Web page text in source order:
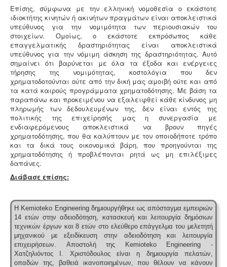
Επίσης, σύμφωνα με την ελληνική νομοθεσία ο εκάστοτε
ιδιοκτήτης κινητών ή ακινήτων πραγμάτων είναι αποκλειστικά
υπεύθυνος για την νομιμότητα των περιουσιακών του
στοιχείων. Ομοίως, ο εκάστοτε εκπρόσωπος κάθε
επαγγελματικής δραστηριότητας είναι αποκλειστικά
υπεύθυνος για την νόμιμη άσκηση της δραστηριότητας. Αυτό
σημαίνει ότι βαρύνεται με όλα τα έξοδα και ενέργειες
τήρησης της νομιμότητας, κοστολόγια που δεν
χρηματοδοτούνται ούτε από την δική μας αμοιβή ούτε και από
τα κατά καιρούς προγράμματα χρηματοδότησης. Με βάση τα
παραπάνω και προκειμένου να εξαλειφθεί κάθε κίνδυνος μη
πληρωμής των δεδουλευμένων της, δεν είναι εντός της
πολιτικής της επιχείρησής μας η συνεργασία με
ενδιαφερόμενους αποκλειστικά να βρουν πηγές
χρηματοδότησης, που θα καλύπτουν με τον οποιοδήποτε τρόπο
και τα δικά τους οικονομικά βάρη, που προηγούνται της
χρηματοδότησης ή προβλέπονται ρητά ως μη επιλέξιμες
δαπάνες.
Διάβασε επίσης:
Η Kemioteko Engineering δημιουργήθηκε ως απόσταγμα εμπειριών
14 ετών στην αδειοδότηση, κατασκευή και λειτουργία δημόσιων
τεχνικών έργων και 8 ετών στο ελεύθερο επάγγελμα του μελετητή
μηχανικού με εξειδίκευση στην αδειοδότηση και λειτουργία
επιχειρήσεων. Αποστολή της Kemioteko Engineering -
Χατζηλιόντος Ι. Χριστόδουλος είναι η δημιουργία πελατών,
οπαδών της, βαθειά ικανοποιημένων, που θέλουν να κάνουν